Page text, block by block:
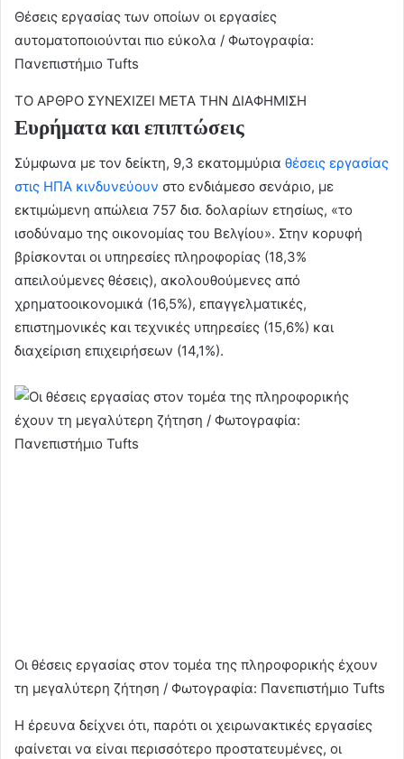
Θέσεις εργασίας των οποίων οι εργασίες
αυτοματοποιούνται πιο εύκολα / Φωτογραφία:
Πανεπιστήμιο Tufts
ΤΟ ΑΡΘΡΟ ΣΥΝΕΧΙΖΕΙ ΜΕΤΑ ΤΗΝ ΔΙΑΦΗΜΙΣΗ
Ευρήματα και επιπτώσεις
Σύμφωνα με τον δείκτη, 9,3 εκατομμύρια θέσεις εργασίας
στις ΗΠΑ κινδυνεύουν στο ενδιάμεσο σενάριο, με
εκτιμώμενη απώλεια 757 δισ. δολαρίων ετησίως, «το
ισοδύναμο της οικονομίας του Βελγίου». Στην κορυφή
βρίσκονται οι υπηρεσίες πληροφορίας (18,3%
απειλούμενες θέσεις), ακολουθούμενες από
χρηματοοικονομικά (16,5%), επαγγελματικές,
επιστημονικές και τεχνικές υπηρεσίες (15,6%) και
διαχείριση επιχειρήσεων (14,1%).
Οι θέσεις εργασίας στον τομέα της πληροφορικής έχουν
τη μεγαλύτερη ζήτηση / Φωτογραφία: Πανεπιστήμιο Tufts
Η έρευνα δείχνει ότι, παρότι οι χειρωνακτικές εργασίες
φαίνεται να είναι περισσότερο προστατευμένες, οι